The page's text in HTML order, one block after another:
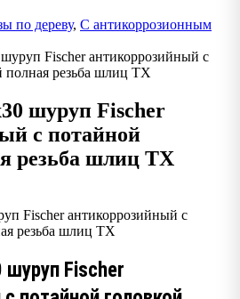
по дереву, С антикоррозионным
Fischer антикоррозийный с
полная резьба шлиц TX
шуруп Fischer
с потайной
резьба шлиц TX
шуруп Fischer